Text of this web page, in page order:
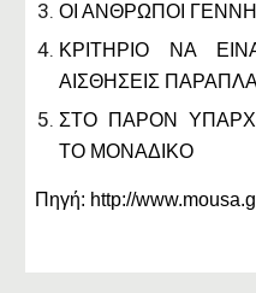
ΟΙ ΑΝΘΡΩΠΟΙ
ΚΡΙΤΗΡΙΟ ΝΑ
ΑΙΣΘΗΣΕΙΣ
ΣΤΟ ΠΑΡΟΝ
ΤΟ ΜΟΝΑΔΙΚΟ
Πηγή: http://